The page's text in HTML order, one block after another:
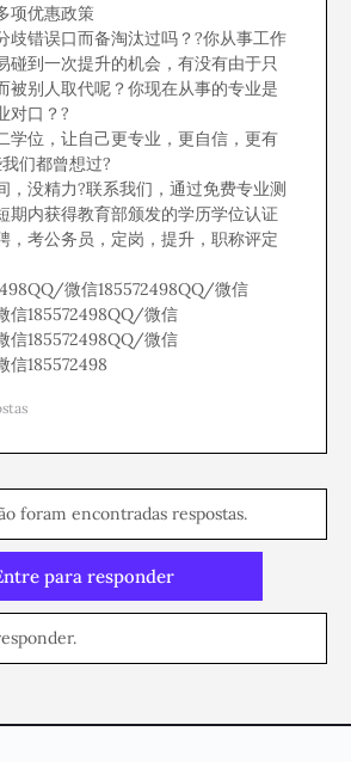
项优惠政策
歧错误口而备淘汰过吗？?你从事工作
碰到一次提升的机会，有没有由于只
被别人取代呢？你现在从事的专业是
对口？?
学位，让自己更专业，更自信，更有
们都曾想过?
，没精力?联系我们，通过免费专业测
期内获得教育部颁发的学历学位认证
，考公务员，定岗，提升，职称评定
微信185572498QQ/微信
信185572498QQ/微信
信185572498QQ/微信
信185572498
foram encontradas respostas.
para responder